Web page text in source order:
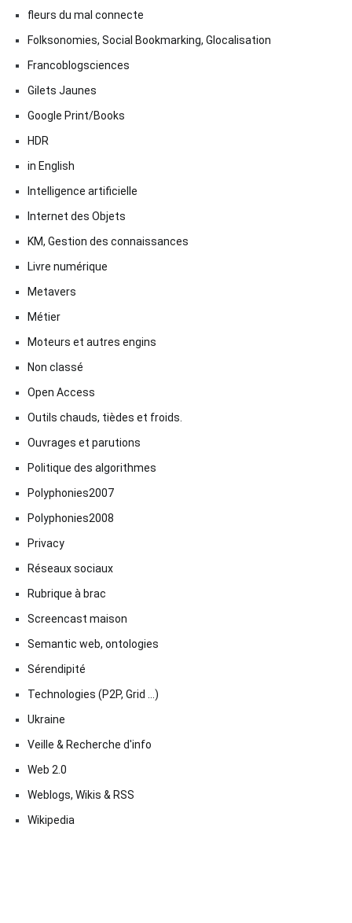
fleurs du mal connecte
Folksonomies, Social Bookmarking, Glocalisation
Francoblogsciences
Gilets Jaunes
Google Print/Books
HDR
in English
Intelligence artificielle
Internet des Objets
KM, Gestion des connaissances
Livre numérique
Metavers
Métier
Moteurs et autres engins
Non classé
Open Access
Outils chauds, tièdes et froids.
Ouvrages et parutions
Politique des algorithmes
Polyphonies2007
Polyphonies2008
Privacy
Réseaux sociaux
Rubrique à brac
Screencast maison
Semantic web, ontologies
Sérendipité
Technologies (P2P, Grid …)
Ukraine
Veille & Recherche d'info
Web 2.0
Weblogs, Wikis & RSS
Wikipedia